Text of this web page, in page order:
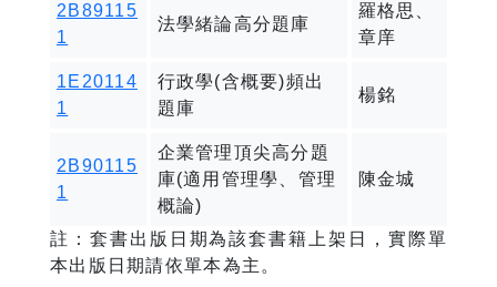
2B89115
1
法學緒論高分題庫
羅格思、
章庠
1E20114
1
行政學(含概要)頻出
題庫
楊銘
2B90115
1
企業管理頂尖高分題
庫(適用管理學、管理
概論)
陳金城
註：套書出版日期為該套書籍上架日，實際單
本出版日期請依單本為主。